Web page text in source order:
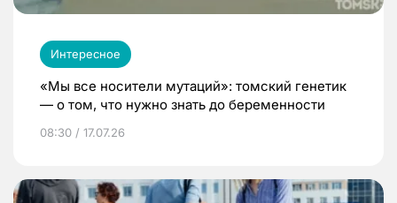
Интересное
«Мы все носители мутаций»: томский генетик
— о том, что нужно знать до беременности
08:30 / 17.07.26